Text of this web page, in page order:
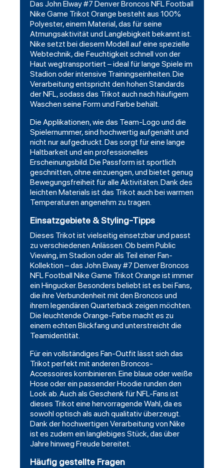
Das John Elway #7 Denver Broncos NFLFootball
Nike Game Trikot Orange besteht aus 100%
Polyester, einem Material, das für seine
Atmungsaktivität und Langlebigkeit bekannt ist.
Nike setzt bei diesem Modell auf eine spezielle
Webtechnik, die Feuchtigkeit schnell von der
Haut wegtransportiert – ideal für lange Spiele im
Stadion oder intensive Trainingseinheiten. Die
Verarbeitung entspricht den hohen Standards
der NFL, sodass das Trikot auch nach häufigem
Waschen seine Form und Farbe behält.
Die Applikationen, wie das Team-Logo und die
Spielernummer, sind hochwertig aufgenäht und
nicht nur aufgedruckt. Das sorgt für eine lange
Haltbarkeit und ein professionelles
Erscheinungsbild. Die Passform ist sportlich
geschnitten, ohne einzuengen, und bietet genug
Bewegungsfreiheit für alle Aktivitäten. Dank des
leichten Materials ist das Trikot auch bei warmen
Temperaturen angenehm zu tragen.
Einsatzgebiete & Styling-Tipps
Dieses Trikot ist vielseitig einsetzbar und passt
zu verschiedenen Anlässen. Ob beim Public
Viewing, im Stadion oder als Teil einer Fan-
Kollektion – das John Elway #7 Denver Broncos
NFL Football Nike Game Trikot Orange ist immer
ein Hingucker. Besonders beliebt ist es bei Fans,
die ihre Verbundenheit mit den Broncos und
ihrem legendären Quarterback zeigen möchten.
Die leuchtende Orange-Farbe macht es zu
einem echten Blickfang und unterstreicht die
Teamidentität.
Für ein vollständiges Fan-Outfit lässt sich das
Trikot perfekt mit anderen Broncos-
Accessoires kombinieren. Eine blaue oder weiße
Hose oder ein passenderHoodie runden den
Look ab. Auch als Geschenk für NFL-Fans ist
dieses Trikot eine hervorragende Wahl, da es
sowohl optisch als auch qualitativ überzeugt.
Dank der hochwertigen Verarbeitung von Nike
ist es zudem ein langlebiges Stück, das über
Jahre hinweg Freude bereitet.
Häufig gestellte Fragen